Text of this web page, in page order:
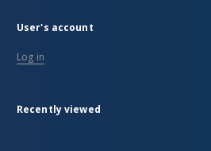
User's account
Log in
Recently viewed